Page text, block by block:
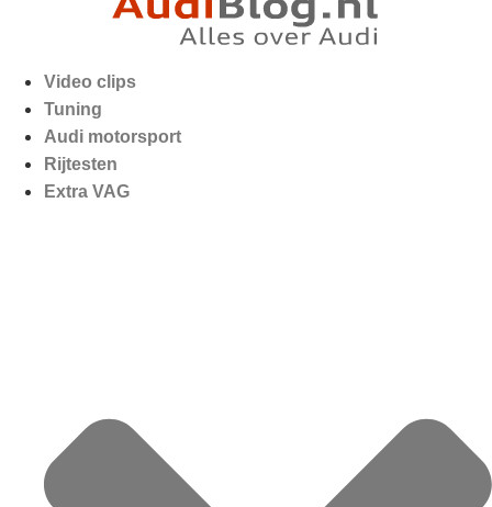
Video clips
Tuning
Audi motorsport
Rijtesten
Extra VAG